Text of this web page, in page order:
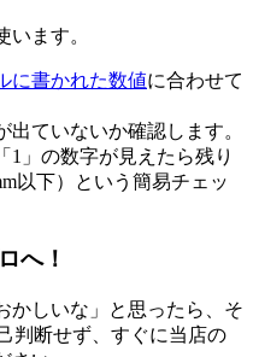
ます。
に書かれた数値に合わせて
出ていないか確認します。
1」の数字が見えたら残り
以下）という簡易チェッ
へ！
かしいな」と思ったら、そ
判断せず、すぐに当店の